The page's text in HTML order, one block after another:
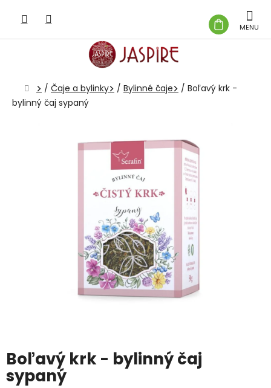
obsah
KOŠÍK
Domov
/ Čaje a bylinky / Bylinné čaje / Boľavý krk -
bylinný čaj sypaný
Boľavý krk - bylinný čaj
sypaný